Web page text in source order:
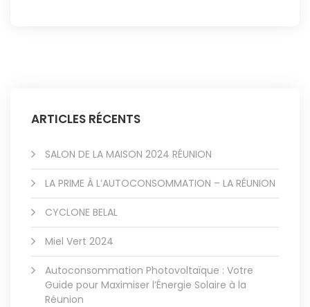
ARTICLES RÉCENTS
SALON DE LA MAISON 2024 RÉUNION
LA PRIME À L’AUTOCONSOMMATION – LA RÉUNION
CYCLONE BELAL
Miel Vert 2024
Autoconsommation Photovoltaïque : Votre
Guide pour Maximiser l’Énergie Solaire à la
Réunion